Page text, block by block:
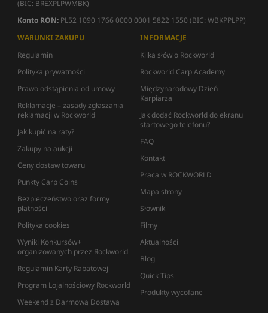
(BIC: BREXPLPWMBK)
Konto RON: PL52 1090 1766 0000 0001 5822 1550 (BIC: WBKPPLPP)
WARUNKI ZAKUPU
Regulamin
Polityka prywatności
Prawo odstąpienia od umowy
Reklamacje – zasady zgłaszania
reklamacji w Rockworld
Jak kupić na raty?
Zakupy na aukcji
Ceny dostaw towaru
Punkty Carp Coins
Bezpieczeństwo oraz formy
płatności
Polityka cookies
Wyniki Konkursów+
organizowanych przez Rockworld
Regulamin Karty Rabatowej
Program Lojalnościowy Rockworld
Weekend z Darmową Dostawą
INFORMACJE
Kilka słów o Rockworld
Rockworld Carp Academy
Międzynarodowy Dzień
Karpiarza
Jak dodać Rockworld do ekranu
startowego telefonu?
FAQ
Kontakt
Praca w ROCKWORLD
Mapa strony
Słownik
Filmy
Aktualności
Blog
Quick Tips
Produkty wycofane